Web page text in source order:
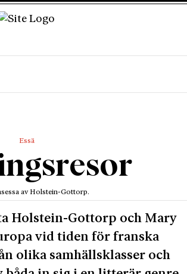
Essä
av Holstein-Gottorp.
Holstein-Gottorp och Mary
vid tiden för franska
olika samhällsklasser och